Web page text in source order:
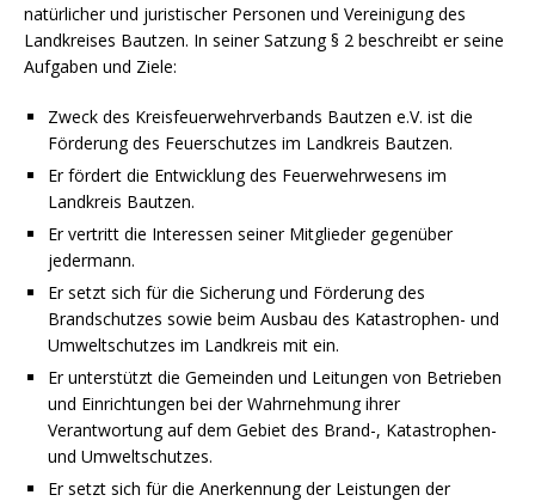
natürlicher und juristischer Personen und Vereinigung des
Landkreises Bautzen. In seiner Satzung § 2 beschreibt er seine
Aufgaben und Ziele:
Zweck des Kreisfeuerwehrverbands Bautzen e.V. ist die
Förderung des Feuerschutzes im Landkreis Bautzen.
Er fördert die Entwicklung des Feuerwehrwesens im
Landkreis Bautzen.
Er vertritt die Interessen seiner Mitglieder gegenüber
jedermann.
Er setzt sich für die Sicherung und Förderung des
Brandschutzes sowie beim Ausbau des Katastrophen- und
Umweltschutzes im Landkreis mit ein.
Er unterstützt die Gemeinden und Leitungen von Betrieben
und Einrichtungen bei der Wahrnehmung ihrer
Verantwortung auf dem Gebiet des Brand-, Katastrophen-
und Umweltschutzes.
Er setzt sich für die Anerkennung der Leistungen der